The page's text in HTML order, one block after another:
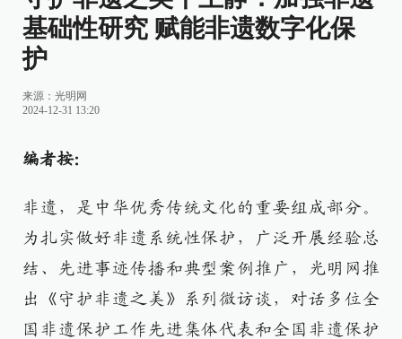
基础性研究 赋能非遗数字化保
护
来源： 光明网
2024-12-31 13:20
编者按：
非遗，是中华优秀传统文化的重要组成部分。
为扎实做好非遗系统性保护，广泛开展经验总
结、先进事迹传播和典型案例推广，光明网推
出《守护非遗之美》系列微访谈，对话多位全
国非遗保护工作先进集体代表和全国非遗保护